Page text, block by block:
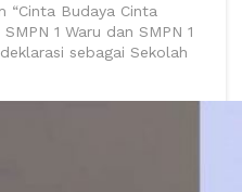
“Cinta Budaya Cinta
1 Waru dan SMPN 1
sebagai Sekolah